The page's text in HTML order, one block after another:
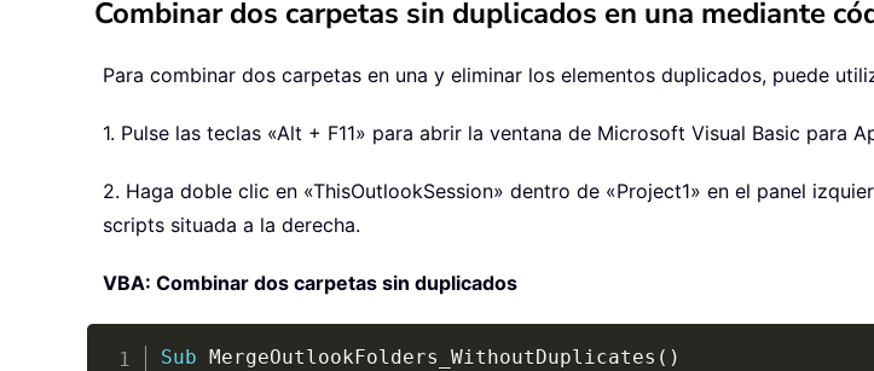
Combinar dos carpetas sin duplicados en una mediante
Para combinar dos carpetas en una y eliminar los elementos duplicados, puede
1. Pulse las teclas «Alt + F11» para abrir la ventana de Microsoft Visual Basic para
2. Haga doble clic en «ThisOutlookSession» dentro de «Project1» en el panel
scripts situada a la derecha.
VBA: Combinar dos carpetas sin duplicados
Sub MergeOutlookFolders_WithoutDuplicates ( )